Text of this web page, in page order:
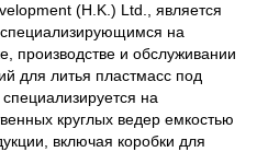
(H.K.) Ltd., является
на
производстве и обслуживании
для литья пластмасс под
на
круглых ведер емкостью
включая коробки для